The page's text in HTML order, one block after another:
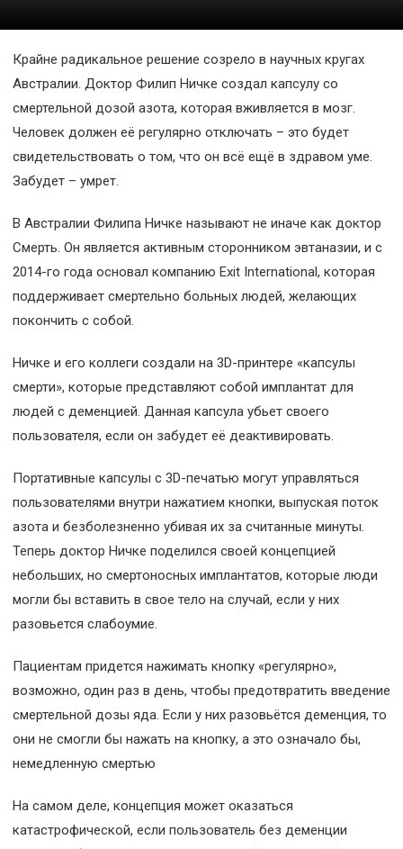
О
проекте
Крайне радикальное решение созрело в научных кругах
Австралии. Доктор Филип Ничке создал капсулу со
смертельной дозой азота, которая вживляется в мозг.
Человек должен её регулярно отключать – это будет
свидетельствовать о том, что он всё ещё в здравом уме.
Забудет – умрет.
В Австралии Филипа Ничке называют не иначе как доктор
Смерть. Он является активным сторонником эвтаназии, и с
2014-го года основал компанию Exit International, которая
поддерживает смертельно больных людей, желающих
покончить с собой.
Ничке и его коллеги создали на 3D-принтере «капсулы
смерти», которые представляют собой имплантат для
людей с деменцией. Данная капсула убьет своего
пользователя, если он забудет её деактивировать.
Портативные капсулы с 3D-печатью могут управляться
пользователями внутри нажатием кнопки, выпуская поток
азота и безболезненно убивая их за считанные минуты.
Теперь доктор Ничке поделился своей концепцией
небольших, но смертоносных имплантатов, которые люди
могли бы вставить в свое тело на случай, если у них
разовьется слабоумие.
Пациентам придется нажимать кнопку «регулярно»,
возможно, один раз в день, чтобы предотвратить введение
смертельной дозы яда. Если у них разовьётся деменция, то
они не смогли бы нажать на кнопку, а это означало бы,
немедленную смертью
На самом деле, концепция может оказаться
катастрофической, если пользователь без деменции